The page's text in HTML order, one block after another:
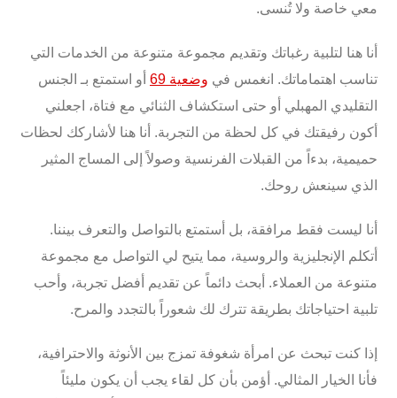
معي خاصة ولا تُنسى.
أنا هنا لتلبية رغباتك وتقديم مجموعة متنوعة من الخدمات التي
تناسب اهتماماتك. انغمس في وضعية 69 أو استمتع بـ الجنس
التقليدي المهبلي أو حتى استكشاف الثنائي مع فتاة، اجعلني
أكون رفيقتك في كل لحظة من التجربة. أنا هنا لأشاركك لحظات
حميمية، بدءاً من القبلات الفرنسية وصولاً إلى المساج المثير
الذي سينعش روحك.
أنا ليست فقط مرافقة، بل أستمتع بالتواصل والتعرف بيننا.
أتكلم
الإنجليزية والروسية، مما يتيح لي التواصل مع مجموعة
متنوعة من العملاء. أبحث دائماً عن تقديم أفضل تجربة، وأحب
تلبية احتياجاتك بطريقة تترك لك شعوراً بالتجدد والمرح.
إذا كنت تبحث عن امرأة شغوفة تمزج بين الأنوثة والاحترافية،
فأنا الخيار المثالي. أؤمن بأن كل لقاء يجب أن يكون مليئاً